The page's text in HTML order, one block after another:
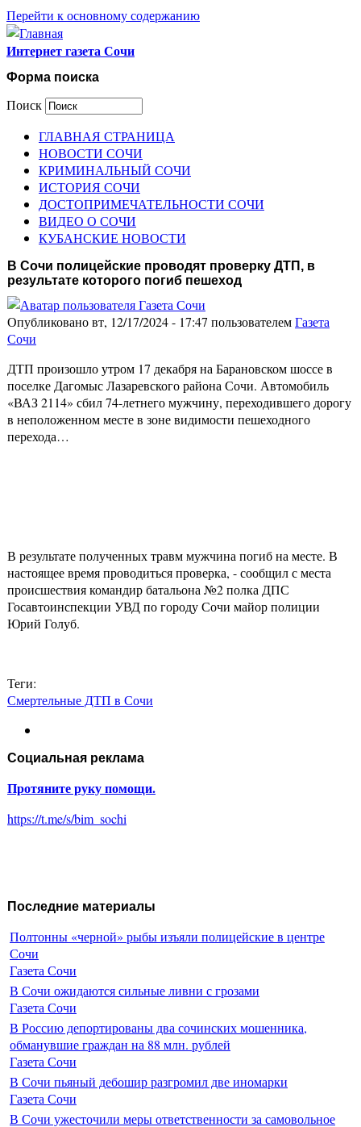
Перейти к основному содержанию
Интернет газета Сочи
Форма поиска
Поиск
ГЛАВНАЯ СТРАНИЦА
НОВОСТИ СОЧИ
КРИМИНАЛЬНЫЙ СОЧИ
ИСТОРИЯ СОЧИ
ДОСТОПРИМЕЧАТЕЛЬНОСТИ СОЧИ
ВИДЕО О СОЧИ
КУБАНСКИЕ НОВОСТИ
В Сочи полицейские проводят проверку ДТП, в
результате которого погиб пешеход
Опубликовано вт, 12/17/2024 - 17:47 пользователемГазета
Сочи
ДТП произошло утром 17 декабря на Барановском шоссе в
поселке Дагомыс Лазаревского района Сочи. Автомобиль
«ВАЗ 2114» сбил 74-летнего мужчину, переходившего дорогу
в неположенном месте в зоне видимости пешеходного
перехода…
В результате полученных травм мужчина погиб на месте. В
настоящее время проводиться проверка, - сообщил с места
происшествия командир батальона №2 полка ДПС
Госавтоинспекции УВД по городу Сочи майор полиции
Юрий Голуб.
Теги:
Смертельные ДТП в Сочи
Социальная реклама
Протяните руку помощи.
https://t.me/s/bim_sochi
Последние материалы
Полтонны «черной» рыбы изъяли полицейские в центре
Сочи
Газета Сочи
В Сочи ожидаются сильные ливни с грозами
Газета Сочи
В Россию депортированы два сочинских мошенника,
обманувшие граждан на 88 млн. рублей
Газета Сочи
В Сочи пьяный дебошир разгромил две иномарки
Газета Сочи
В Сочи ужесточили меры ответственности за самовольное